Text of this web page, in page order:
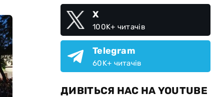
X
100K+ читачів
Telegram
60K+ читачів
ДИВІТЬСЯ НАС НА YOUTUBE